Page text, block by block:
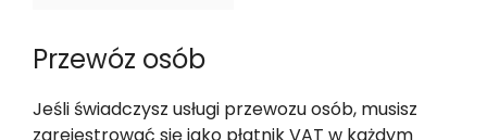
Przewóz osób
Jeśli świadczysz usługi przewozu osób, musisz